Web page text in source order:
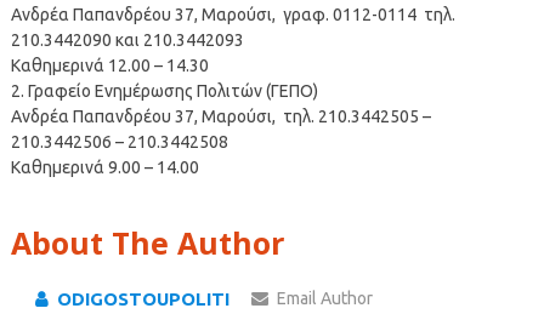
Ανδρέα Παπανδρέου 37, Μαρούσι, γραφ. 0112-0114 τηλ.
210.3442090 και 210.3442093
Καθημερινά 12.00 – 14.30
2. Γραφείο Ενημέρωσης Πολιτών (ΓΕΠΟ)
Ανδρέα Παπανδρέου 37, Μαρούσι, τηλ. 210.3442505 –
210.3442506 – 210.3442508
Καθημερινά 9.00 – 14.00
About The Author
ODIGOSTOUPOLITI Email Author